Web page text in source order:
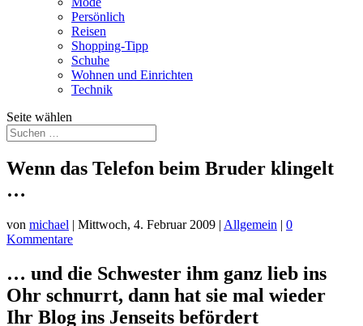
Persönlich
Reisen
Shopping-Tipp
Schuhe
Wohnen und Einrichten
Technik
Seite wählen
Wenn das Telefon beim Bruder klingelt
…
von michael | Mittwoch, 4. Februar 2009 | Allgemein | 0
Kommentare
… und die Schwester ihm ganz lieb ins
Ohr schnurrt, dann hat sie mal wieder
Ihr Blog ins Jenseits befördert